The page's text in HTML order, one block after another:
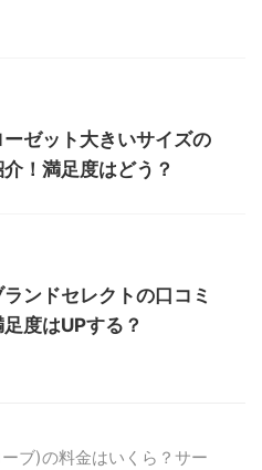
ゼット大きいサイズの
！満足度はどう？
ンドセレクトの口コミ
度はUPする？
ブ)の料金はいくら？サー